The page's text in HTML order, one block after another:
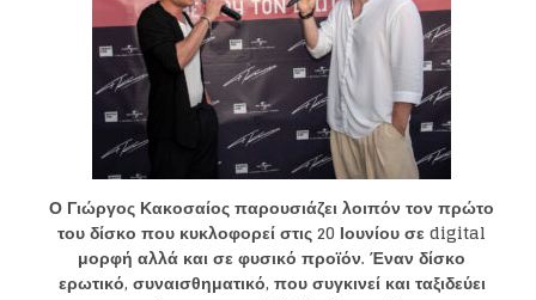
Ο Γιώργος Κακοσαίος παρουσιάζει λοιπόν τον πρώτο
του δίσκο που κυκλοφορεί στις 20 Ιουνίου σεdigital
μορφή αλλά και σε φυσικό προϊόν. Έναν δίσκο
ερωτικό, συναισθηματικό, που συγκινεί και ταξιδεύει